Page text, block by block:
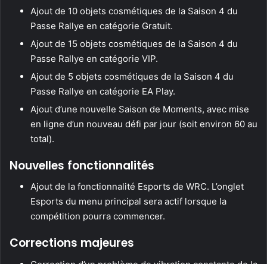
Ajout de 10 objets cosmétiques de la Saison 4 du
Passe Rallye en catégorie Gratuit.
Ajout de 15 objets cosmétiques de la Saison 4 du
Passe Rallye en catégorie VIP.
Ajout de 5 objets cosmétiques de la Saison 4 du
Passe Rallye en catégorie EA Play.
Ajout d’une nouvelle Saison de Moments, avec mise
en ligne d’un nouveau défi par jour (soit environ 60 au
total).
Nouvelles fonctionnalités
Ajout de la fonctionnalité Esports de WRC. L’onglet
Esports du menu principal sera actif lorsque la
compétition pourra commencer.
Corrections majeures